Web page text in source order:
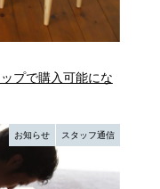
プで購入可能にな
お知らせ スタッフ通信